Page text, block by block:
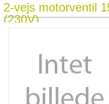
2-vejs motorventil
(230V)